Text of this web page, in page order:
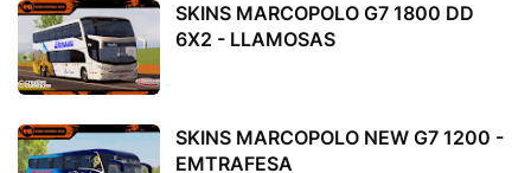
SKINS MARCOPOLO G7 1800 DD
6X2 - LLAMOSAS
SKINS MARCOPOLO NEW G7 1200 -
EMTRAFESA